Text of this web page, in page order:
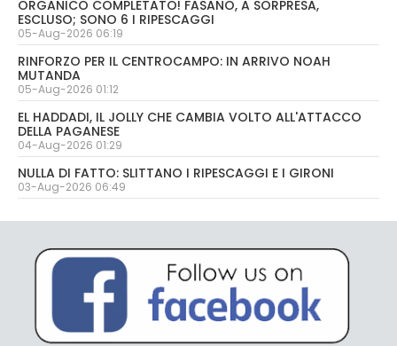
ORGANICO COMPLETATO! FASANO, A SORPRESA,
ESCLUSO; SONO 6 I RIPESCAGGI
05-Aug-2026 06:19
RINFORZO PER IL CENTROCAMPO: IN ARRIVO NOAH
MUTANDA
05-Aug-2026 01:12
EL HADDADI, IL JOLLY CHE CAMBIA VOLTO ALL'ATTACCO
DELLA PAGANESE
04-Aug-2026 01:29
NULLA DI FATTO: SLITTANO I RIPESCAGGI E I GIRONI
03-Aug-2026 06:49